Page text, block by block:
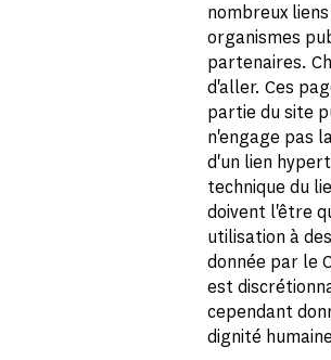
nombreux
organismes
partenaires.
d'aller. Ces
partie du site
n'engage pas
d'un lien
technique du
doivent l'être
utilisation à
donnée par le
est
cependant
dignité